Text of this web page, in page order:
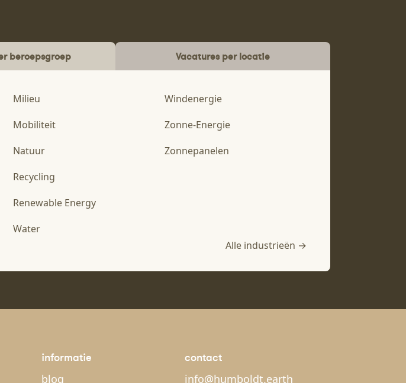
beroepsgroep Vacatures per locatie
Milieu
Mobiliteit
Natuur
Recycling
Renewable Energy
Water
Windenergie
Zonne-Energie
Zonnepanelen
Alle industrieën →
informatie
blog
contact
info@humboldt.earth